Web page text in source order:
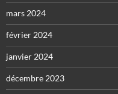
mars 2024
février 2024
janvier 2024
décembre 2023